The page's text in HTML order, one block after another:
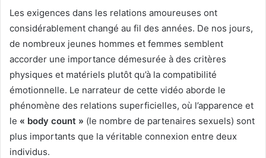
Les exigences dans les relations amoureuses ont
considérablement changé au fil des années. De nos jours,
de nombreux jeunes hommes et femmes semblent
accorder une importance démesurée à des critères
physiques et matériels plutôt qu’à la compatibilité
émotionnelle. Le narrateur de cette vidéo aborde le
phénomène des relations superficielles, où l’apparence et
le « body count » (le nombre de partenaires sexuels) sont
plus importants que la véritable connexion entre deux
individus.